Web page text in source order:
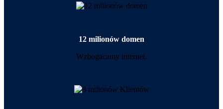
12 milionów domen
Wzbogacamy internet.